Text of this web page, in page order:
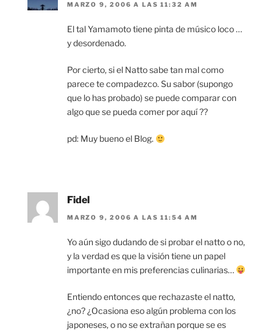
MARZO 9, 2006 A LAS 11:32 AM
El tal Yamamoto tiene pinta de músico loco …
y desordenado.
Por cierto, si el Natto sabe tan mal como
parece te compadezco. Su sabor (supongo
que lo has probado) se puede comparar con
algo que se pueda comer por aquí ??
pd: Muy bueno el Blog.
Fidel
MARZO 9, 2006 A LAS 11:54 AM
Yo aún sigo dudando de si probar el natto o no,
y la verdad es que la visión tiene un papel
importante en mis preferencias culinarias…
Entiendo entonces que rechazaste el natto,
¿no? ¿Ocasiona eso algún problema con los
japoneses, o no se extrañan porque se es